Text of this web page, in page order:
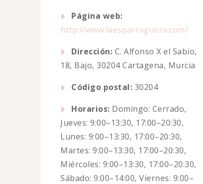
Página web:
http://www.laesparraguera.com/
Dirección: C. Alfonso X el Sabio,
18, Bajo, 30204 Cartagena, Murcia
Código postal: 30204
Horarios: Domingo: Cerrado,
Jueves: 9:00–13:30, 17:00–20:30,
Lunes: 9:00–13:30, 17:00–20:30,
Martes: 9:00–13:30, 17:00–20:30,
Miércoles: 9:00–13:30, 17:00–20:30,
Sábado: 9:00–14:00, Viernes: 9:00–